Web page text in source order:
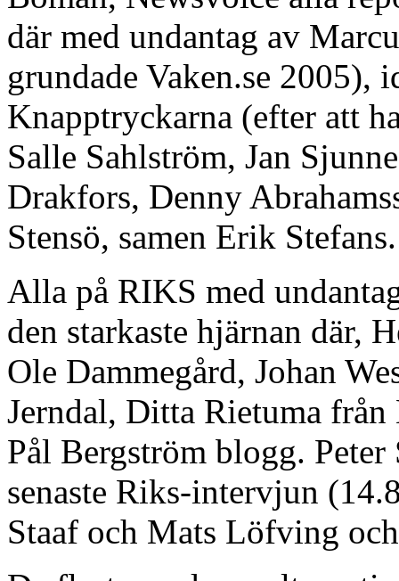
där med undantag av
grundade Vaken.se 2005),
Knapptryckarna (efter att
Salle Sahlström, Jan
Drakfors, Denny
Stensö, samen Erik Stefans.
Alla på RIKS med
den starkaste hjärnan där,
Ole Dammegård, Johan
Jerndal, Ditta Rietuma
Pål Bergström blogg.
senaste Riks-intervjun
Staaf och Mats Löfving